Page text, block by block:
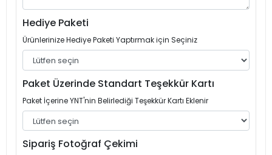
Hediye Paketi
Ürünlerinize Hediye Paketi Yaptırmak için Seçiniz
Paket Üzerinde Standart Teşekkür Kartı
Paket İçerine YNT'nin Belirlediği Teşekkür Kartı Eklenir
Sipariş Fotoğraf Çekimi